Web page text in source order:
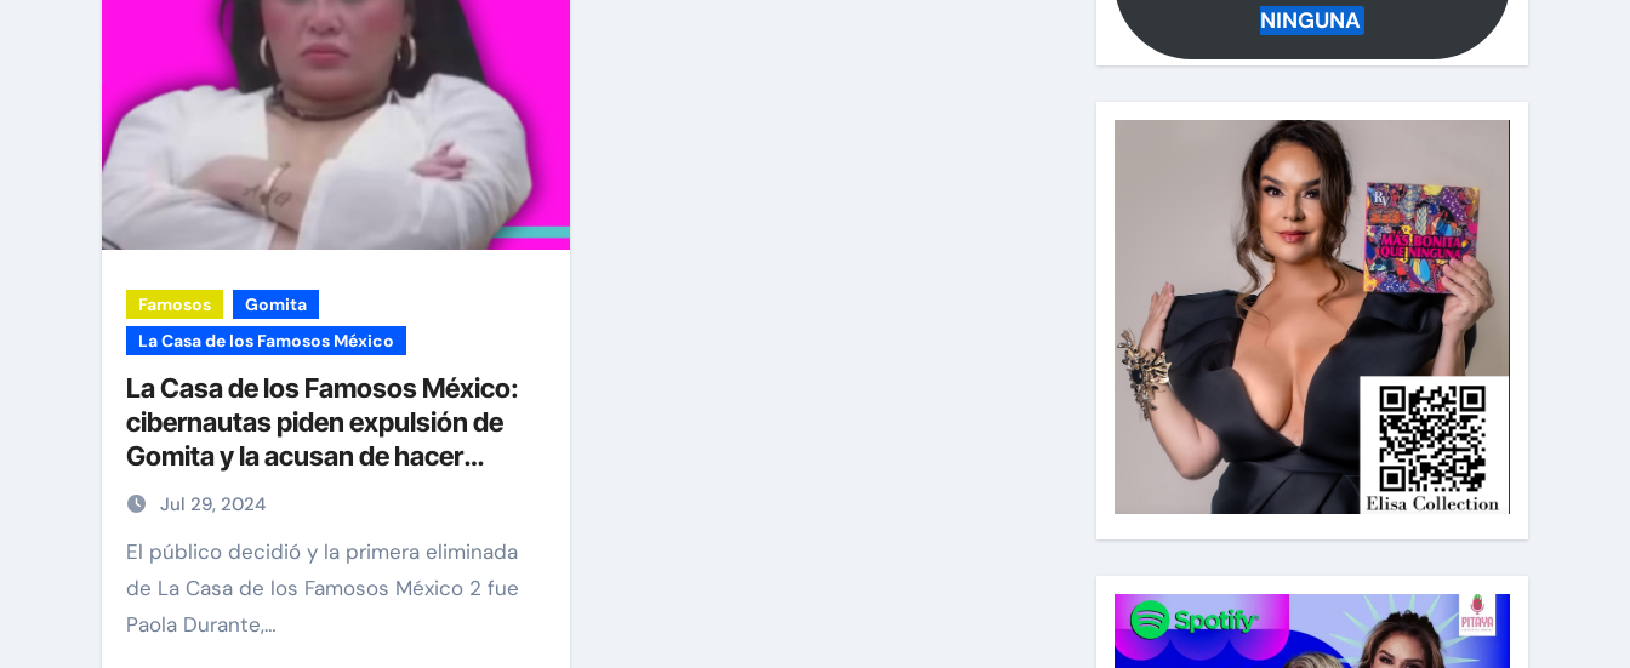
Famosos
Gomita
La Casa de los Famosos México
La Casa de los Famosos México:
cibernautas piden expulsión de
Gomita y la acusan de hacer
trampa
Jul 29, 2024
El público decidió y la primera eliminada
de La Casa de los Famosos México 2 fue
Paola Durante,…
NINGUNA